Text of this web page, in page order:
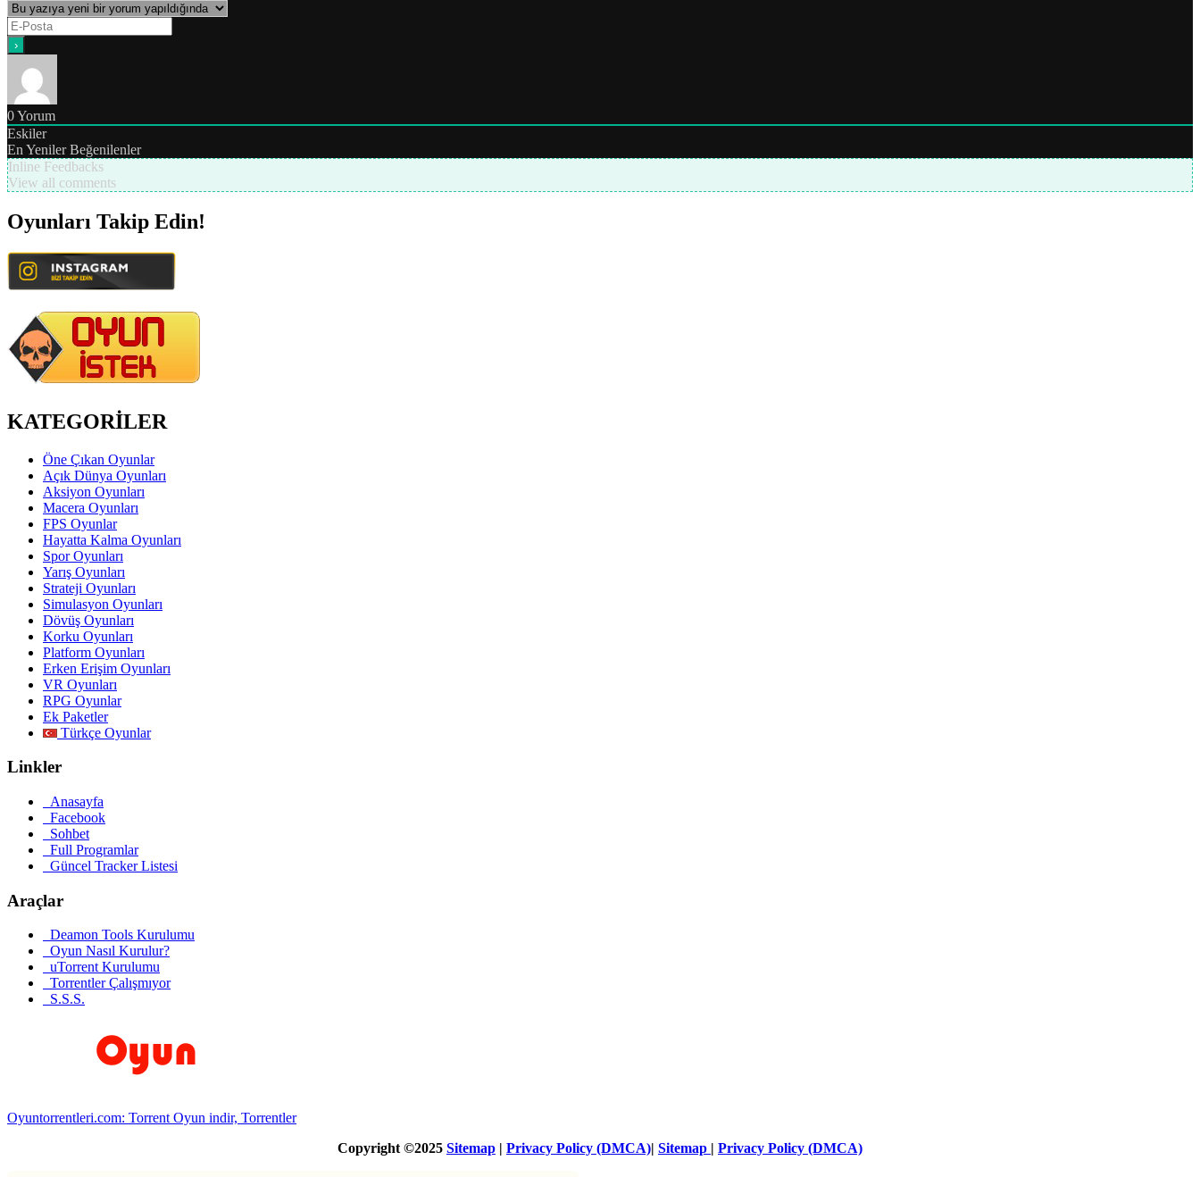
0Yorum
Eskiler
En Yeniler Beğenilenler
Inline Feedbacks
View all comments
Oyunları Takip Edin!
KATEGORİLER
Öne Çıkan Oyunlar
Açık Dünya Oyunları
Aksiyon Oyunları
Macera Oyunları
FPS Oyunlar
Hayatta Kalma Oyunları
Spor Oyunları
Yarış Oyunları
Strateji Oyunları
Simulasyon Oyunları
Dövüş Oyunları
Korku Oyunları
Platform Oyunları
Erken Erişim Oyunları
VR Oyunları
RPG Oyunlar
Ek Paketler
Türkçe Oyunlar
Linkler
Anasayfa
Facebook
Sohbet
Full Programlar
Güncel Tracker Listesi
Araçlar
Deamon Tools Kurulumu
Oyun Nasıl Kurulur?
uTorrent Kurulumu
Torrentler Çalışmıyor
S.S.S.
Oyuntorrentleri.com: Torrent Oyun indir, Torrentler
Copyright ©2025 Sitemap | Privacy Policy (DMCA)| Sitemap | Privacy Policy (DMCA)